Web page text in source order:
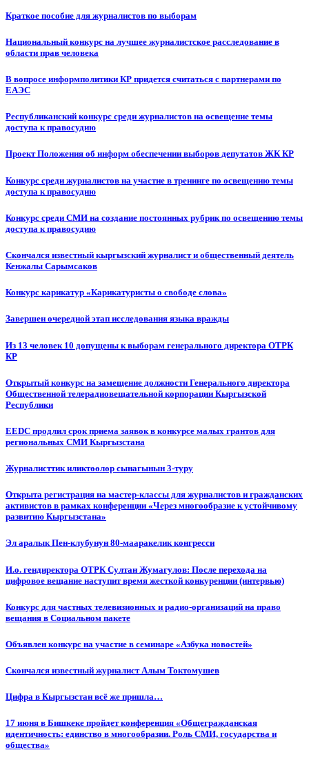
Краткое пособие для журналистов по выборам
Национальный конкурс на лучшее журналистское расследование в
области прав человека
В вопросе информполитики КР придется считаться с партнерами по
ЕАЭС
Республиканский конкурс среди журналистов на освещение темы
доступа к правосудию
Проект Положения об информ обеспечении выборов депутатов ЖК КР
Конкурс среди журналистов на участие в тренинге по освещению темы
доступа к правосудию
Конкурс среди СМИ на создание постоянных рубрик по освещению темы
доступа к правосудию
Скончался известный кыргызский журналист и общественный деятель
Кенжалы Сарымсаков
Конкурс карикатур «Карикатуристы о свободе слова»
Завершен очередной этап исследования языка вражды
Из 13 человек 10 допущены к выборам генерального директора ОТРК
КР
Открытый конкурс на замещение должности Генерального директора
Общественной телерадиовещательной корпорации Кыргызской
Республики
EEDC продлил срок приема заявок в конкурсе малых грантов для
региональных СМИ Кыргызстана
Журналисттик иликтөөлөр сынагынын 3-туру
Открыта регистрация на мастер-классы для журналистов и гражданских
активистов в рамках конференции «Через многообразие к устойчивому
развитию Кыргызстана»
Эл аралык Пен-клубунун 80-мааракелик конгресси
И.о. гендиректора ОТРК Султан Жумагулов: После перехода на
цифровое вещание наступит время жесткой конкуренции (интервью)
Конкурс для частных телевизионных и радио-организаций на право
вещания в Социальном пакете
Объявлен конкурс на участие в семинаре «Азбука новостей»
Cкончался известный журналист Алым Токтомушев
Цифра в Кыргызстан всё же пришла…
17 июня в Бишкеке пройдет конференция «Общегражданская
идентичность: единство в многообразии. Роль СМИ, государства и
общества»